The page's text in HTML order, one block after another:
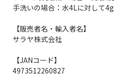
手洗いの場合：水4Lに対して4g
【販売者名・輸入者名】
サラヤ株式会社
【JANコード】
4973512260827